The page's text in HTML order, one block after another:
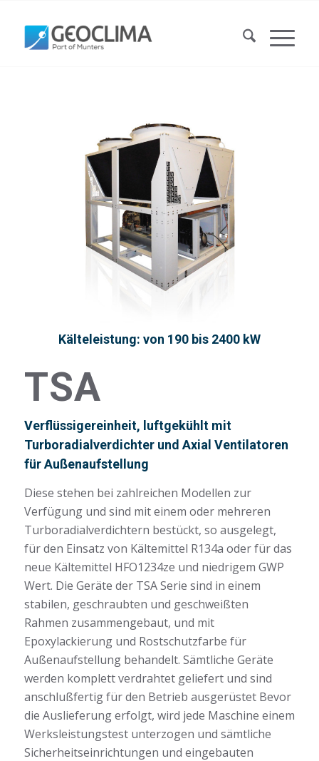
Kälteleistung: von 190 bis 2400 kW
TSA
Verflüssigereinheit, luftgekühlt mit
Turboradialverdichter und Axial Ventilatoren
für Außenaufstellung
Diese stehen bei zahlreichen Modellen zur
Verfügung und sind mit einem oder mehreren
Turboradialverdichtern bestückt, so ausgelegt,
für den Einsatz von Kältemittel R134a oder für das
neue Kältemittel HFO1234ze und niedrigem GWP
Wert. Die Geräte der TSA Serie sind in einem
stabilen, geschraubten und geschweißten
Rahmen zusammengebaut, und mit
Epoxylackierung und Rostschutzfarbe für
Außenaufstellung behandelt. Sämtliche Geräte
werden komplett verdrahtet geliefert und sind
anschlußfertig für den Betrieb ausgerüstet Bevor
die Auslieferung erfolgt, wird jede Maschine einem
Werksleistungstest unterzogen und sämtliche
Sicherheitseinrichtungen und eingebauten